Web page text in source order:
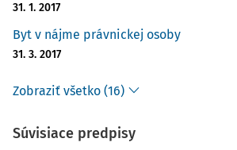
31. 1. 2017
Byt v nájme právnickej osoby
31. 3. 2017
Zobraziť všetko (16)
Súvisiace predpisy